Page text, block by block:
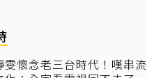
雯懷念老三台時代！嘆串